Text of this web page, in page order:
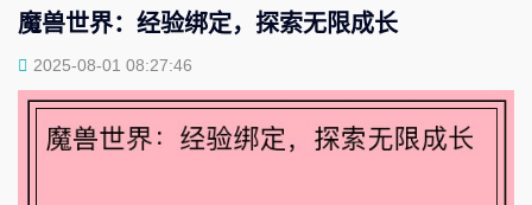
魔兽世界：经验绑定，探索无限成长
2025-08-01 08:27:46